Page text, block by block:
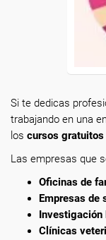
Si te dedicas
trabajando en una
los cursos gratuitos
Las empresas que
Oficinas de
Empresas de
Investigación
Clínicas